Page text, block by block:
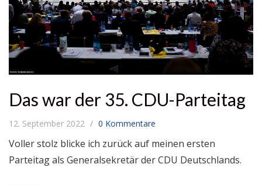
Das war der 35. CDU-Parteitag
12. September 2022 0 Kommentare
Voller stolz blicke ich zurück auf meinen ersten
Parteitag als Generalsekretär der CDU Deutschlands.